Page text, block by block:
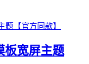
板宽屏主题